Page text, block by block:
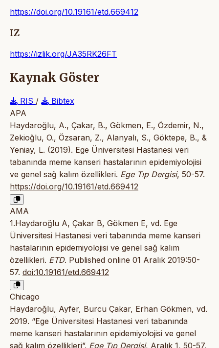
https://doi.org/10.19161/etd.669412
IZ
https://izlik.org/JA35RK26FT
Kaynak Göster
RIS /
Bibtex
APA
Haydaroğlu, A., Çakar, B., Gökmen, E., Özdemir, N.,
Zekioğlu, O., Özsaran, Z., Alanyalı, S., Göktepe, B., &
Yeniay, L. (2019). Ege Üniversitesi Hastanesi veri
tabanında meme kanseri hastalarının epidemiyolojisi
ve genel sağ kalım özellikleri. Ege Tıp Dergisi, 50-57.
https://doi.org/10.19161/etd.669412
AMA
1.Haydaroğlu A, Çakar B, Gökmen E, vd. Ege
Üniversitesi Hastanesi veri tabanında meme kanseri
hastalarının epidemiyolojisi ve genel sağ kalım
özellikleri. ETD. Published online 01 Aralık 2019:50-
57. doi:10.19161/etd.669412
Chicago
Haydaroğlu, Ayfer, Burcu Çakar, Erhan Gökmen, vd.
2019. “Ege Üniversitesi Hastanesi veri tabanında
meme kanseri hastalarının epidemiyolojisi ve genel
sağ kalım özellikleri”. Ege Tıp Dergisi, Aralık 1, 50-57.